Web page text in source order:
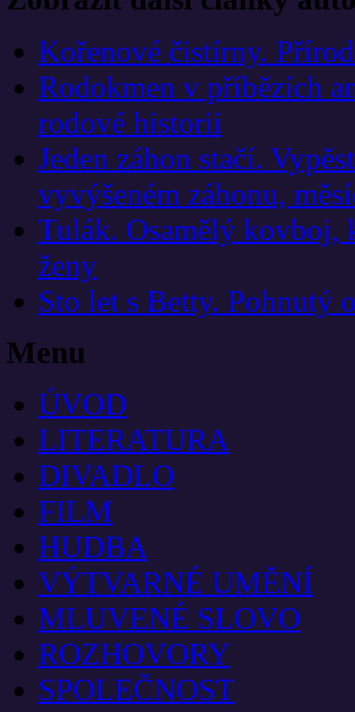
Kořenové čistírny.
Rodokmen v příbězích
rodové historii
Jeden záhon stačí.
vyvýšeném záhonu,
Tulák. Osamělý kovboj,
ženy
Sto let s Betty. Pohnutý
Menu
ÚVOD
LITERATURA
DIVADLO
FILM
HUDBA
VÝTVARNÉ UMĚNÍ
MLUVENÉ SLOVO
ROZHOVORY
SPOLEČNOST